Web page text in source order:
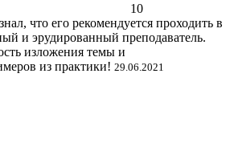
10
что его рекомендуется проходить в
и эрудированный преподаватель.
изложения темы и
из практики! 29.06.2021